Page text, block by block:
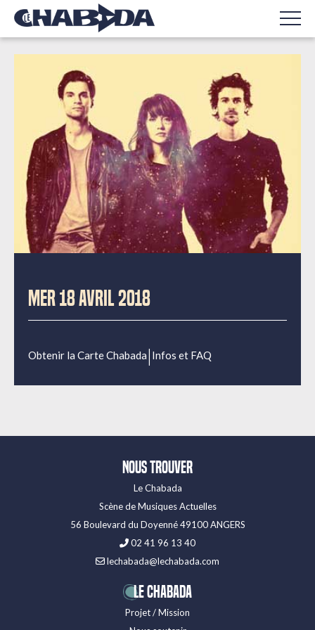
MER 18 AVRIL 2018
Obtenir la Carte Chabada| Infos et FAQ
Nous trouver
Le Chabada
Scène de Musiques Actuelles
56 Boulevard du Doyenné 49100 ANGERS
02 41 96 13 40
lechabada@lechabada.com
LE CHABADA
Projet / Mission